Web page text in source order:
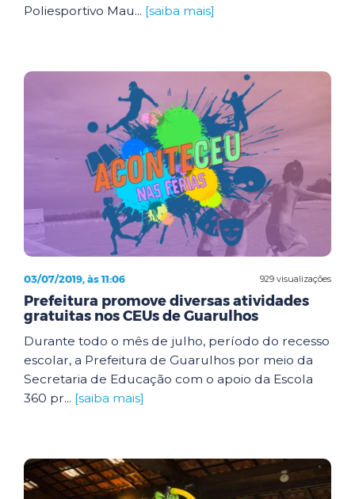
Poliesportivo Mau... [saiba mais]
929 visualizações
03/07/2019, às 11:06
Prefeitura promove diversas atividades
gratuitas nos CEUs de Guarulhos
Durante todo o mês de julho, período do recesso
escolar, a Prefeitura de Guarulhos por meio da
Secretaria de Educação com o apoio da Escola
360 pr... [saiba mais]